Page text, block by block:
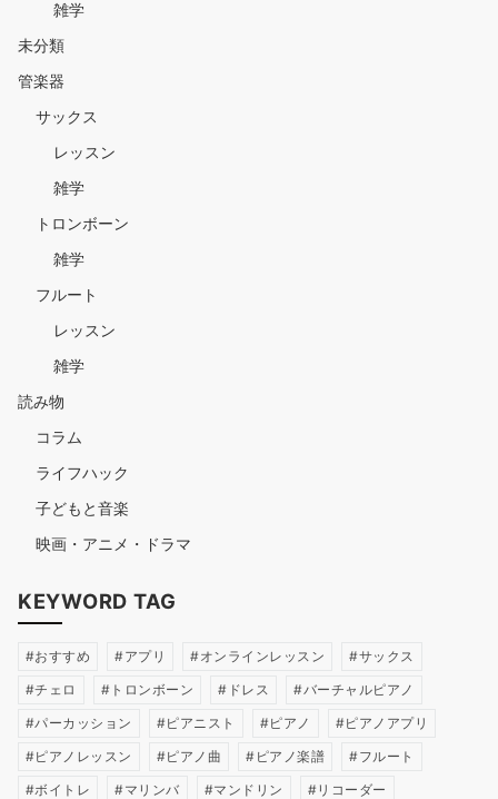
雑学
未分類
管楽器
サックス
レッスン
雑学
トロンボーン
雑学
フルート
レッスン
雑学
読み物
コラム
ライフハック
子どもと音楽
映画・アニメ・ドラマ
KEYWORD TAG
おすすめ アプリ オンラインレッスン
サックス
チェロ
トロンボーン ドレス
バーチャルピアノ
パーカッション
ピアニスト ピアノ
ピアノアプリ
ピアノレッスン
ピアノ曲 ピアノ楽譜
フルート
ボイトレ
マリンバ マンドリン
リコーダー